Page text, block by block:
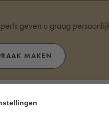
geven u graag
MAKEN